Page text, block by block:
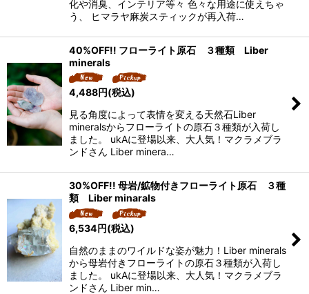
化や消臭、インテリア等々 色々な用途に使えちゃ
う、 ヒマラヤ麻炭スティックが再入荷…
40%OFF!! フローライト原石 ３種類 Liber
minerals
4,488円(税込)
見る角度によって表情を変える天然石Liber
mineralsからフローライトの原石３種類が入荷し
ました。 ukAに登場以来、大人気！マクラメブラ
ンドさん Liber minera…
30%OFF!! 母岩/鉱物付きフローライト原石 ３種
類 Liber minarals
6,534円(税込)
自然のままのワイルドな姿が魅力！Liber minerals
から母岩付きフローライトの原石３種類が入荷し
ました。 ukAに登場以来、大人気！マクラメブラ
ンドさん Liber min…